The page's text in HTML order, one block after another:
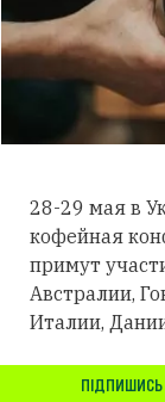
28-29 мая в
кофейная
примут
Австралии,
Италии,